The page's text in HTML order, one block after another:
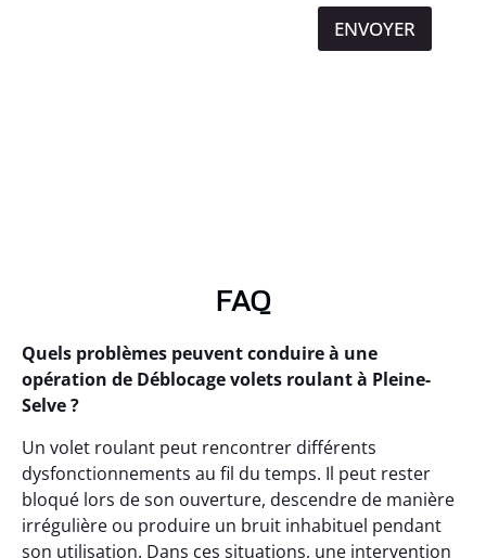
ENVOYER
FAQ
Quels problèmes peuvent conduire à une
opération de Déblocage volets roulant à Pleine-
Selve ?
Un volet roulant peut rencontrer différents
dysfonctionnements au fil du temps. Il peut rester
bloqué lors de son ouverture, descendre de manière
irrégulière ou produire un bruit inhabituel pendant
son utilisation. Dans ces situations, une intervention